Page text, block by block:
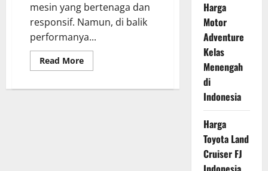
mesin yang bertenaga dan
responsif. Namun, di balik
performanya...
Read MoreRead
more
Rem
Harga
Motor
Adventure
Kelas
Menengah
di
Indonesia
Harga
Toyota Land
Cruiser FJ